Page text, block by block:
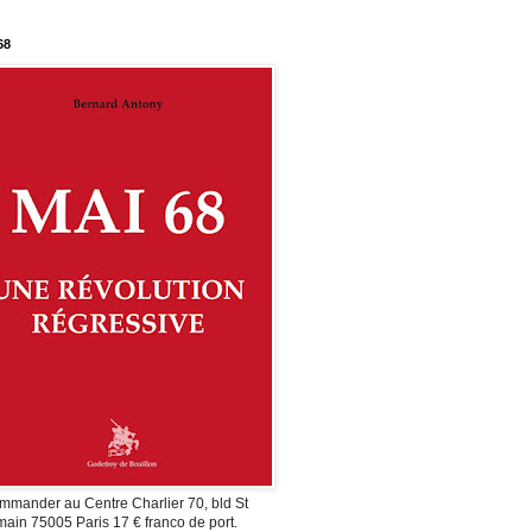
au Centre Charlier 70, bld St
75005 Paris 17 € franco de port.